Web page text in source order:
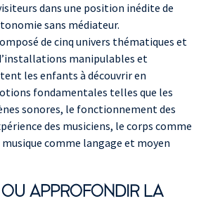
dans une position inédite de
sans médiateur.
de cinq univers thématiques et
manipulables et
les enfants à découvrir en
fondamentales telles que les
sonores, le fonctionnement des
des musiciens, le corps comme
comme langage et moyen
OU APPROFONDIR LA